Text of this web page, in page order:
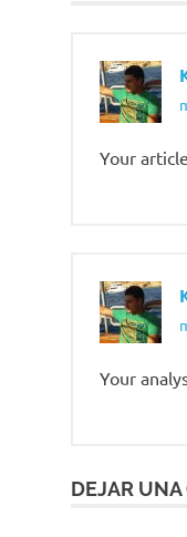
Your
Your
DEJAR